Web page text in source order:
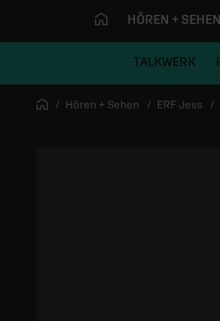
HÖREN + SEHEN
TALKWERK
Startseite
Hören + Sehen ERF Jess